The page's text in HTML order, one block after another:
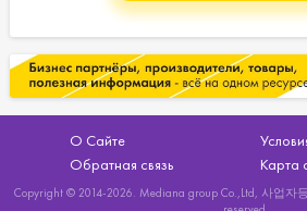
О Сайте
Обратная связь
Карта
Copyright © 2014-2026. Mediana group Co.,Ltd, 사업자